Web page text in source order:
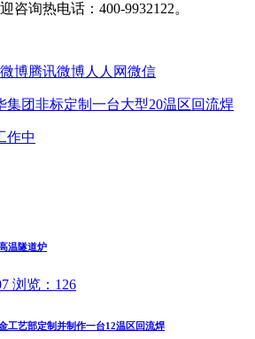
咨询热电话：400-9932122。
博腾讯微博人人网微信
集团非标定制一台大型20温区回流焊
作中
温隧道炉
浏览： 126
工艺部定制并制作一台12温区回流焊